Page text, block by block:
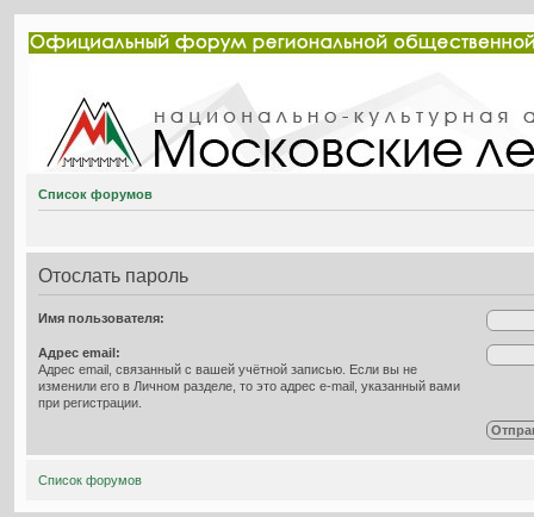
Список форумов
Отослать пароль
Имя пользователя:
Адрес email:
Адрес email, связанный с вашей учётной записью. Если вы не
изменили его в Личном разделе, то это адрес e-mail, указанный вами
при регистрации.
Список форумов